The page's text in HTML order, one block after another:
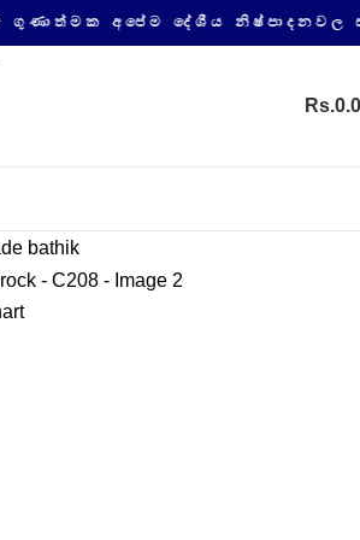
අපේම දේශීය නිෂ්පාදනවල සයිබර්
Rs.